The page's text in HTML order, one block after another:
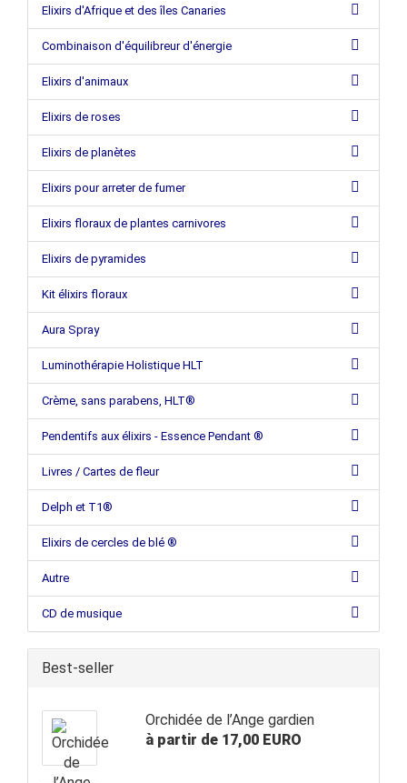
Elixirs d'Afrique et des îles Canaries
Combinaison d'équilibreur d'énergie
Elixirs d'animaux
Elixirs de roses
Elixirs de planètes
Elixirs pour arreter de fumer
Elixirs floraux de plantes carnivores
Elixirs de pyramides
Kit élixirs floraux
Aura Spray
Luminothérapie Holistique HLT
Crème, sans parabens, HLT®
Pendentifs aux élixirs - Essence Pendant ®
Livres / Cartes de fleur
Delph et T1®
Elixirs de cercles de blé ®
Autre
CD de musique
Best-seller
Orchidée de l’Ange gardien
à partir de 17,00 EURO